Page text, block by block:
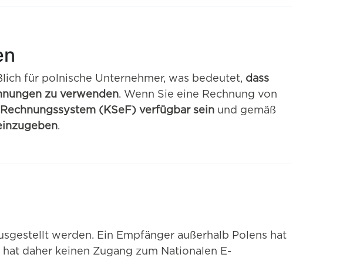
für polnische Unternehmer, was bedeutet, dass
zu verwenden. Wenn Sie eine Rechnung von
(KSeF) verfügbar sein und gemäß
.
werden. Ein Empfänger außerhalb Polens hat
daher keinen Zugang zum Nationalen E-